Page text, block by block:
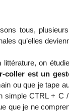
tous,
qu’elles
littérature, on
coller est un
ou que je tape
simple CTRL + C
que je ne